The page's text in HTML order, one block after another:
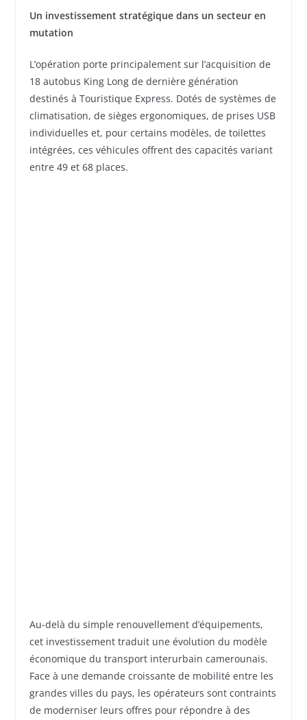
Un investissement stratégique dans un secteur en
mutation
L’opération porte principalement sur l’acquisition de
18 autobus King Long de dernière génération
destinés à Touristique Express. Dotés de systèmes de
climatisation, de sièges ergonomiques, de prises USB
individuelles et, pour certains modèles, de toilettes
intégrées, ces véhicules offrent des capacités variant
entre 49 et 68 places.
Au-delà du simple renouvellement d’équipements,
cet investissement traduit une évolution du modèle
économique du transport interurbain camerounais.
Face à une demande croissante de mobilité entre les
grandes villes du pays, les opérateurs sont contraints
de moderniser leurs offres pour répondre à des